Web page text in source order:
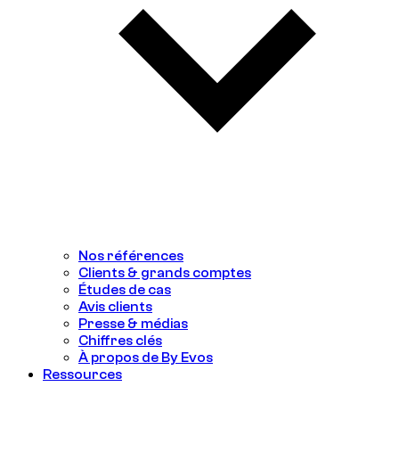
Nos références
Clients & grands comptes
Études de cas
Avis clients
Presse & médias
Chiffres clés
À propos de By Evos
Ressources